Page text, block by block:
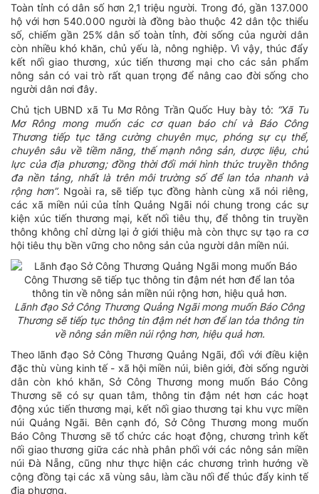
Toàn tỉnh có dân số hơn 2,1 triệu người. Trong đó, gần 137.000
hộ với hơn 540.000 người là đồng bào thuộc 42 dân tộc thiểu
số, chiếm gần 25% dân số toàn tỉnh, đời sống của người dân
còn nhiều khó khăn, chủ yếu là, nông nghiệp. Vì vậy, thúc đẩy
kết nối giao thương, xúc tiến thương mại cho các sản phẩm
nông sản có vai trò rất quan trọng để nâng cao đời sống cho
người dân nơi đây.
Chủ tịch UBND xã Tu Mơ Rông Trần Quốc Huy bày tỏ: “Xã Tu
Mơ Rông mong muốn các cơ quan báo chí và Báo Công
Thương tiếp tục tăng cường chuyên mục, phóng sự cụ thể,
chuyên sâu về tiềm năng, thế mạnh nông sản, dược liệu, chủ
lực của địa phương; đồng thời đổi mới hình thức truyền thông
đa nền tảng, nhất là trên môi trường số để lan tỏa nhanh và
rộng hơn”. Ngoài ra, sẽ tiếp tục đồng hành cùng xã nói riêng,
các xã miền núi của tỉnh Quảng Ngãi nói chung trong các sự
kiện xúc tiến thương mại, kết nối tiêu thụ, để thông tin truyền
thông không chỉ dừng lại ở giới thiệu mà còn thực sự tạo ra cơ
hội tiêu thụ bền vững cho nông sản của người dân miền núi.
Lãnh đạo Sở Công Thương Quảng Ngãi mong muốn Báo Công
Thương sẽ tiếp tục thông tin đậm nét hơn để lan tỏa thông tin
về nông sản miền núi rộng hơn, hiệu quả hơn.
Theo lãnh đạo Sở Công Thương Quảng Ngãi, đối với điều kiện
đặc thù vùng kinh tế - xã hội miền núi, biên giới, đời sống người
dân còn khó khăn, Sở Công Thương mong muốn Báo Công
Thương sẽ có sự quan tâm, thông tin đậm nét hơn các hoạt
động xúc tiến thương mại, kết nối giao thương tại khu vực miền
núi Quảng Ngãi. Bên cạnh đó, Sở Công Thương mong muốn
Báo Công Thương sẽ tổ chức các hoạt động, chương trình kết
nối giao thương giữa các nhà phân phối với các nông sản miền
núi Đà Nẵng, cũng như thực hiện các chương trình hướng về
cộng đồng tại các xã vùng sâu, làm cầu nối để thúc đẩy kinh tế
địa phương.